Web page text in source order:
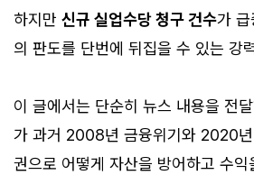
하지만 신규 실업수당 청구 건수가 급
의 판도를 단번에 뒤집을 수 있는 강
이 글에서는 단순히 뉴스 내용을 전
가 과거 2008년 금융위기와 2020년
권으로 어떻게 자산을 방어하고 수익